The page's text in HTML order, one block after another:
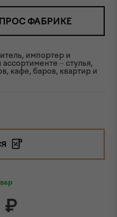
ФАБРИКЕ
импортер и
– стулья,
кафе, баров, квартир и
₽